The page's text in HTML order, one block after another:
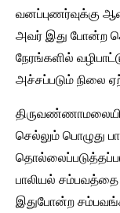
வனப்புணர்வுக்கு
அவர் இது போன்ற
நேரங்களில்
அச்சப்படும் நிலை
செல்லும் பொழுது
பாலியல் சம்பவத்தை
இதுபோன்ற